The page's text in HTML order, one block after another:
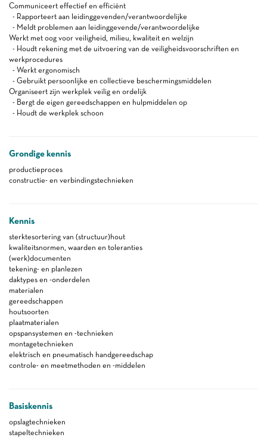
Communiceert effectief en efficiënt
- Rapporteert aan leidinggevenden/verantwoordelijke
- Meldt problemen aan leidinggevende/verantwoordelijke
Werkt met oog voor veiligheid, milieu, kwaliteit en welzijn
- Houdt rekening met de uitvoering van de veiligheidsvoorschriften en
werkprocedures
- Werkt ergonomisch
- Gebruikt persoonlijke en collectieve beschermingsmiddelen
Organiseert zijn werkplek veilig en ordelijk
- Bergt de eigen gereedschappen en hulpmiddelen op
- Houdt de werkplek schoon
Grondige kennis
productieproces
constructie- en verbindingstechnieken
Kennis
sterktesortering van (structuur)hout
kwaliteitsnormen, waarden en toleranties
(werk)documenten
tekening- en planlezen
daktypes en -onderdelen
materialen
gereedschappen
houtsoorten
plaatmaterialen
opspansystemen en -technieken
montagetechnieken
elektrisch en pneumatisch handgereedschap
controle- en meetmethoden en -middelen
Basiskennis
opslagtechnieken
stapeltechnieken